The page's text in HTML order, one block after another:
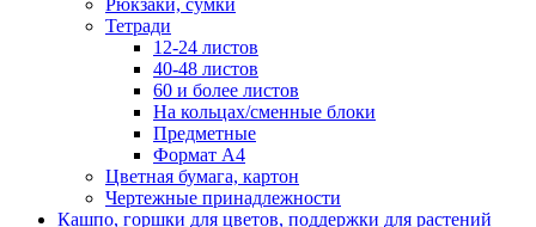
Рюкзаки, сумки
Тетради
12-24 листов
40-48 листов
60 и более листов
На кольцах/сменные блоки
Предметные
Формат А4
Цветная бумага, картон
Чертежные принадлежности
Кашпо, горшки для цветов, поддержки для растений